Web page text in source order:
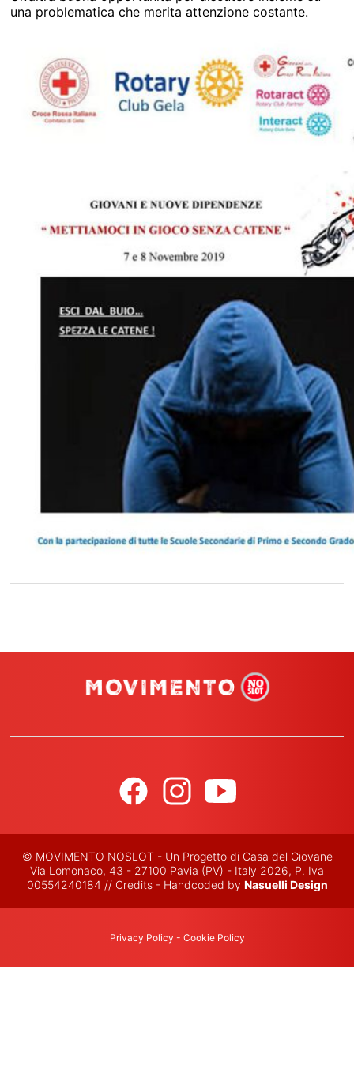
una problematica che merita attenzione costante.
© MOVIMENTO NOSLOT - Un Progetto di Casa del Giovane
Via Lomonaco, 43 - 27100 Pavia (PV) - Italy 2026, P. Iva
00554240184 // Credits - Handcoded by Nasuelli Design
Privacy Policy - Cookie Policy